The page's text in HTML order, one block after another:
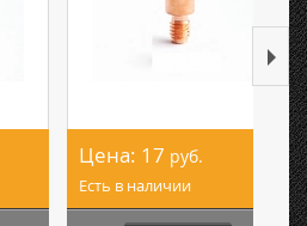
Цена: 17 руб.
Есть в наличии